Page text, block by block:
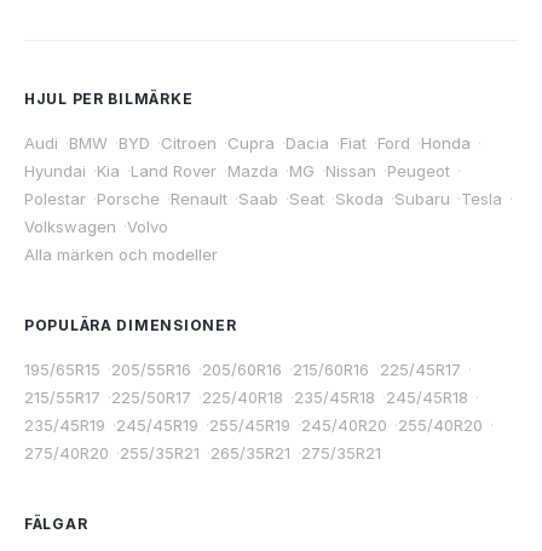
HJUL PER BILMÄRKE
Audi ·BMW ·BYD ·Citroen ·Cupra ·Dacia ·Fiat ·Ford ·Honda ·
Hyundai ·Kia ·Land Rover ·Mazda ·MG ·Nissan ·Peugeot ·
Polestar ·Porsche ·Renault ·Saab ·Seat ·Skoda ·Subaru ·Tesla ·
Volkswagen ·Volvo
Alla märken och modeller
POPULÄRA DIMENSIONER
195/65R15 ·205/55R16 ·205/60R16 ·215/60R16 ·225/45R17 ·
215/55R17 ·225/50R17 ·225/40R18 ·235/45R18 ·245/45R18 ·
235/45R19 ·245/45R19 ·255/45R19 ·245/40R20 ·255/40R20 ·
275/40R20 ·255/35R21 ·265/35R21 ·275/35R21
FÄLGAR